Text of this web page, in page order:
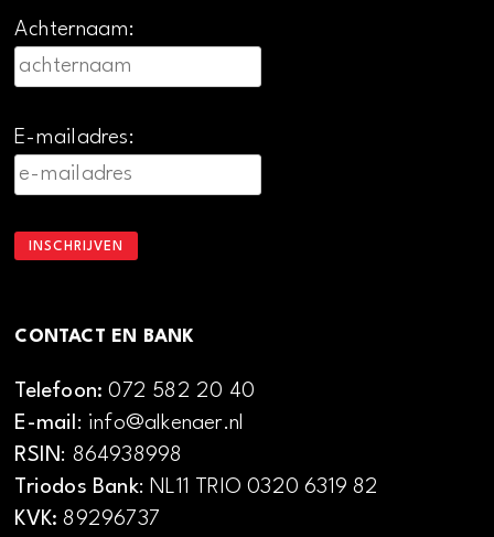
Achternaam:
E-mailadres:
CONTACT EN BANK
Telefoon:072 582 20 40
E-mail: info@alkenaer.nl
RSIN: 864938998
Triodos Bank: NL11 TRIO 0320 6319 82
KVK: 89296737